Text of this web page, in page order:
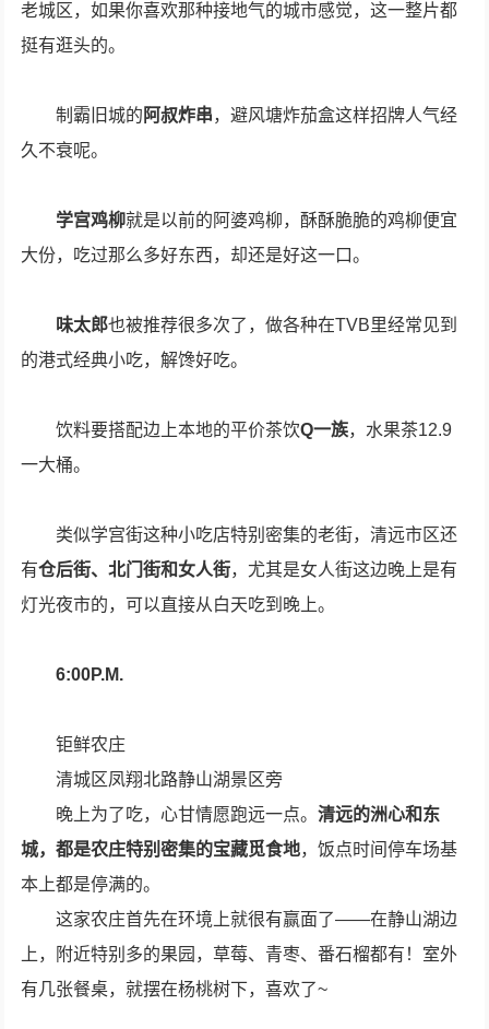
老城区，如果你喜欢那种接地气的城市感觉，这一整片都
挺有逛头的。
制霸旧城的 阿叔炸串，避风塘炸茄盒这样招牌人气经
久不衰呢。
学宫鸡柳就是以前的阿婆鸡柳，酥酥脆脆的鸡柳便宜
大份，吃过那么多好东西，却还是好这一口。
味太郎也被推荐很多次了，做各种在TVB里经常见到
的港式经典小吃，解馋好吃。
饮料要搭配边上本地的平价茶饮Q一族，水果茶12.9
一大桶。
类似学宫街这种小吃店特别密集的老街，清远市区还
有仓后街、北门街和女人街，尤其是女人街这边晚上是有
灯光夜市的，可以直接从白天吃到晚上。
6:00P.M.
钜鲜农庄
清城区凤翔北路静山湖景区旁
晚上为了吃，心甘情愿跑远一点。清远的洲心和东
城，都是农庄特别密集的宝藏觅食地，饭点时间停车场基
本上都是停满的。
这家农庄首先在环境上就很有赢面了——在静山湖边
上，附近特别多的果园，草莓、青枣、番石榴都有！室外
有几张餐桌，就摆在杨桃树下，喜欢了~